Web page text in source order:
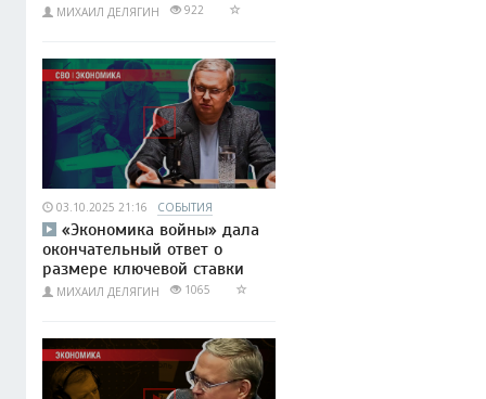
МИХАИЛ ДЕЛЯГИН 922
03.10.2025 21:16 СОБЫТИЯ
«Экономика войны» дала
окончательный ответ о
размере ключевой ставки
МИХАИЛ ДЕЛЯГИН 1065